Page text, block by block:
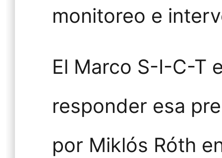
monitoreo e
El Marco S-I-C-T
responder esa
por Miklós Róth